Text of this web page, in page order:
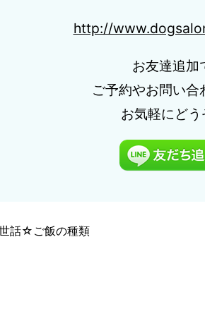
http://
お友達追加
ご予約やお問い合
お気軽にど
話☆ご飯の種類